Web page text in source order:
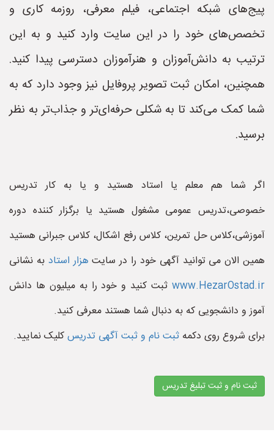
پیج‌های شبکه اجتماعی، فیلم معرفی، روزمه کاری و
تخصص‌های خود را در این سایت وارد کنید و به این
ترتیب به دانش‌آموزان و هنرآموزان دسترسی پیدا کنید.
همچنین، امکان ثبت تصویر پروفایل نیز وجود دارد که به
شما کمک می‌کند تا به شکلی حرفه‌ای‌تر و جذاب‌تر به نظر
برسید.
اگر شما هم معلم یا استاد هستید و یا به کار تدریس
خصوصی،تدریس عمومی مشغول هستید یا برگزار کننده دوره
آموزشی،کلاس حل تمرین، کلاس رفع اشکال، کلاس جبرانی هستید
همین الان می توانید آگهی خود را در سایت هزار استاد به نشانی
www.HezarOstad.ir ثبت کنید و خود را به میلیون ها دانش
آموز و دانشجویی که به دنبال شما هستند معرفی کنید.
برای شروع روی دکمه ثبت نام و ثبت آگهی تدریسکلیک نمایید.
ثبت نام و ثبت تبلیغ تدریس